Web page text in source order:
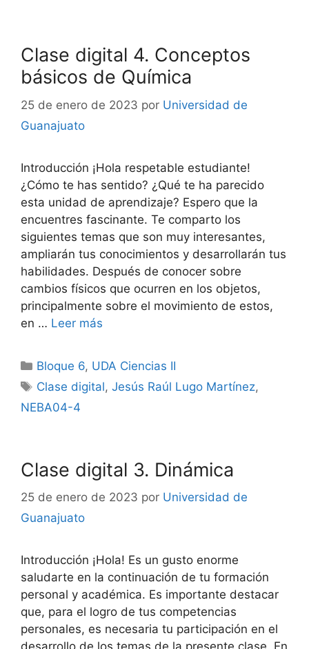
Clase digital 4. Conceptos
básicos de Química
25 de enero de 2023 por Universidad de
Guanajuato
Introducción ¡Hola respetable estudiante!
¿Cómo te has sentido? ¿Qué te ha parecido
esta unidad de aprendizaje? Espero que la
encuentres fascinante. Te comparto los
siguientes temas que son muy interesantes,
ampliarán tus conocimientos y desarrollarán tus
habilidades. Después de conocer sobre
cambios físicos que ocurren en los objetos,
principalmente sobre el movimiento de estos,
en … Leer más
Categorías
Bloque 6, UDA Ciencias II
Etiquetas
Clase digital,Jesús Raúl Lugo Martínez,
NEBA04-4
Clase digital 3. Dinámica
25 de enero de 2023 por Universidad de
Guanajuato
Introducción ¡Hola! Es un gusto enorme
saludarte en la continuación de tu formación
personal y académica. Es importante destacar
que, para el logro de tus competencias
personales, es necesaria tu participación en el
desarrollo de los temas de la presente clase. En